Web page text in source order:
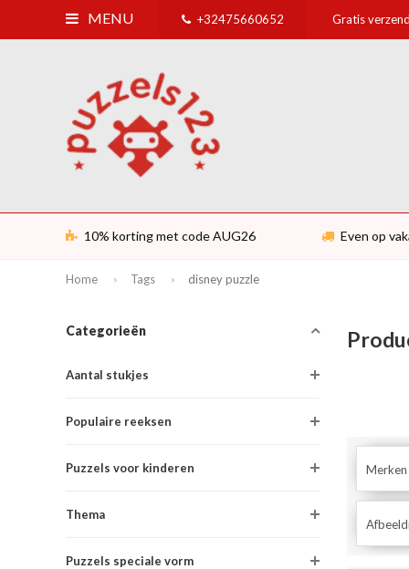
MENU +32475660652 Gratis
10% korting met code AUG26 Even op
Home Tags disney puzzle
Categorieën
Aantal stukjes
Populaire reeksen
Puzzels voor kinderen
Thema
Puzzels speciale vorm
Merken